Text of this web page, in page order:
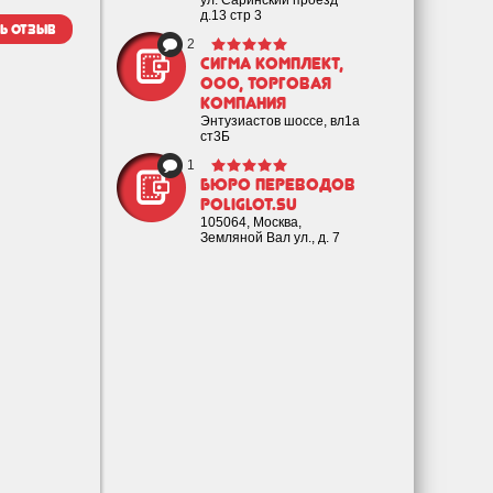
д.13 стр 3
2
Сигма Комплект,
ООО, торговая
компания
Энтузиастов шоссе, вл1а
ст3Б
1
Бюро переводов
poliglot.su
105064, Москва,
Земляной Вал ул., д. 7
отзыв